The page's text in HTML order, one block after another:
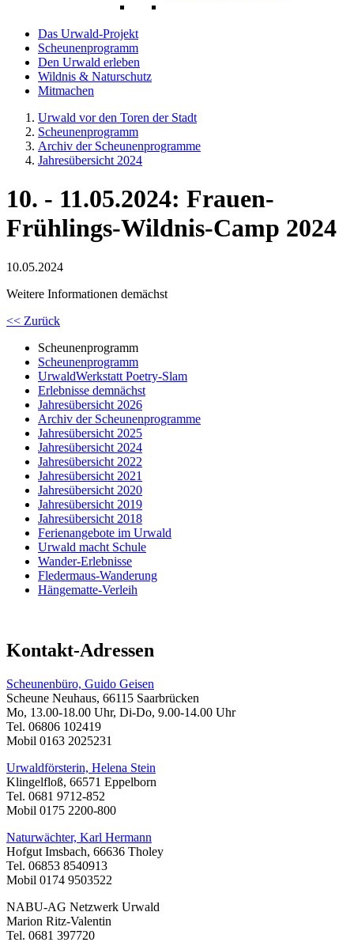
Das Urwald-Projekt
Scheunenprogramm
Den Urwald erleben
Wildnis & Naturschutz
Mitmachen
Urwald vor den Toren der Stadt
Scheunenprogramm
Archiv der Scheunenprogramme
Jahresübersicht 2024
10. - 11.05.2024: Frauen-
Frühlings-Wildnis-Camp 2024
10.05.2024
Weitere Informationen demächst
<< Zurück
Scheunenprogramm
Scheunenprogramm
UrwaldWerkstatt Poetry-Slam
Erlebnisse demnächst
Jahresübersicht 2026
Archiv der Scheunenprogramme
Jahresübersicht 2025
Jahresübersicht 2024
Jahresübersicht 2022
Jahresübersicht 2021
Jahresübersicht 2020
Jahresübersicht 2019
Jahresübersicht 2018
Ferienangebote im Urwald
Urwald macht Schule
Wander-Erlebnisse
Fledermaus-Wanderung
Hängematte-Verleih
Kontakt-Adressen
Scheunenbüro, Guido Geisen
Scheune Neuhaus, 66115 Saarbrücken
Mo, 13.00-18.00 Uhr, Di-Do, 9.00-14.00 Uhr
Tel. 06806 102419
Mobil 0163 2025231
Urwaldförsterin, Helena Stein
Klingelfloß, 66571 Eppelborn
Tel. 0681 9712-852
Mobil 0175 2200-800
Naturwächter, Karl Hermann
Hofgut Imsbach, 66636 Tholey
Tel. 06853 8540913
Mobil 0174 9503522
NABU-AG Netzwerk Urwald
Marion Ritz-Valentin
Tel. 0681 397720